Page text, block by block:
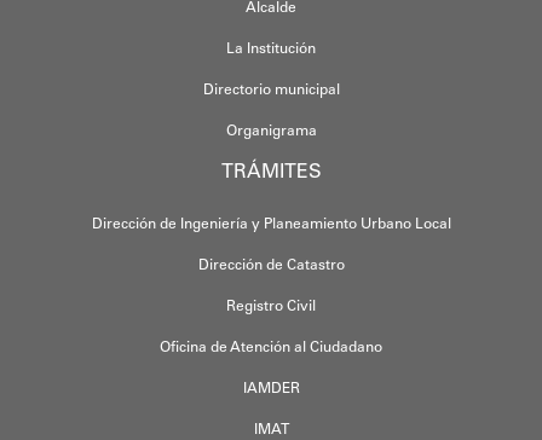
Alcalde
La Institución
Directorio municipal
Organigrama
TRÁMITES
Dirección de Ingeniería y Planeamiento Urbano Local
Dirección de Catastro
Registro Civil
Oficina de Atención al Ciudadano
IAMDER
IMAT